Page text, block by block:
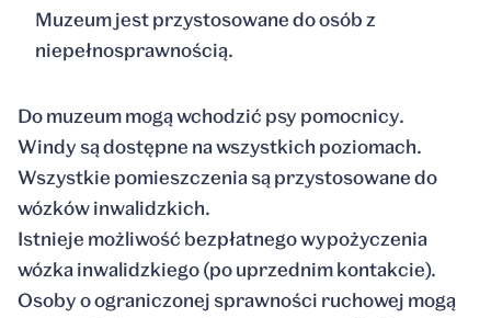
Muzeum jest przystosowane do osób z
niepełnosprawnością.
Do muzeum mogą wchodzić psy pomocnicy.
Windy są dostępne na wszystkich poziomach.
Wszystkie pomieszczenia są przystosowane do
wózków inwalidzkich.
Istnieje możliwość bezpłatnego wypożyczenia
wózka inwalidzkiego (po uprzednim kontakcie).
Osoby o ograniczonej sprawności ruchowej mogą